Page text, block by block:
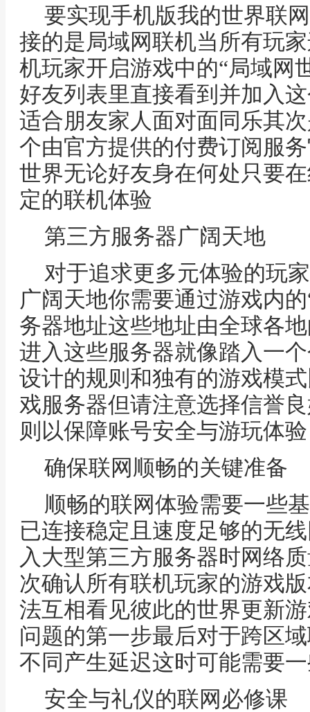
要实现手机版我的世界联
接的是局域网联机当所有玩
机玩家开启游戏中的“局域网
好友列表里直接看到并加入
适合朋友家人面对面同乐其
个由官方提供的付费订阅服
世界无论好友身在何处只要
定的联机体验
第三方服务器广阔天地
对于追求更多元体验的玩
广阔天地你需要通过游戏内
务器地址这些地址由全球各
进入这些服务器就像踏入一
设计的规则和独有的游戏模
戏服务器但请注意选择信誉
则以保障账号安全与游玩体验
确保联网顺畅的关键准备
顺畅的联网体验需要一些
已连接稳定且速度足够的无
入大型第三方服务器时网络
次确认所有联机玩家的游戏
法互相看见彼此的世界更新
问题的第一步最后对于跨区
不同产生延迟这时可能需要
安全与礼仪的联网必修课